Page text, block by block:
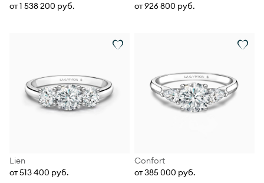
от 1 538 200 руб.
от 926 800 руб.
Lien
от 513 400 руб.
Confort
от 385 000 руб.